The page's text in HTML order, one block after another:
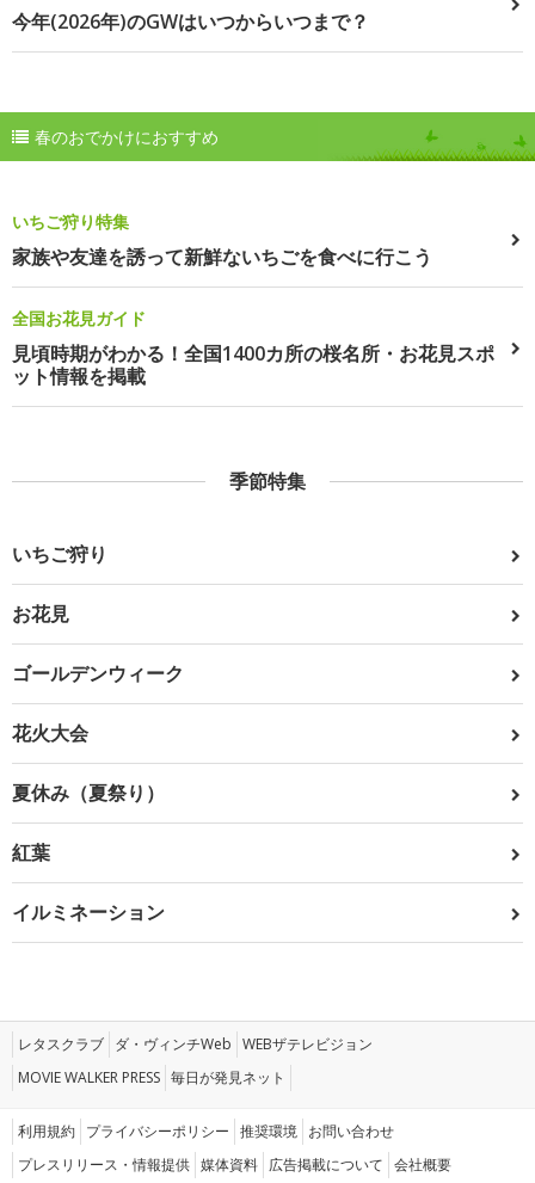
今年(2026年)のGWはいつからいつまで？
春のおでかけにおすすめ
いちご狩り特集
家族や友達を誘って新鮮ないちごを食べに行こう
全国お花見ガイド
見頃時期がわかる！全国1400カ所の桜名所・お花見スポ
ット情報を掲載
季節特集
いちご狩り
お花見
ゴールデンウィーク
花火大会
夏休み（夏祭り）
紅葉
イルミネーション
レタスクラブ ダ・ヴィンチWeb WEBザテレビジョン
MOVIE WALKER PRESS 毎日が発見ネット
利用規約 プライバシーポリシー 推奨環境 お問い合わせ
プレスリリース・情報提供 媒体資料 広告掲載について 会社概要